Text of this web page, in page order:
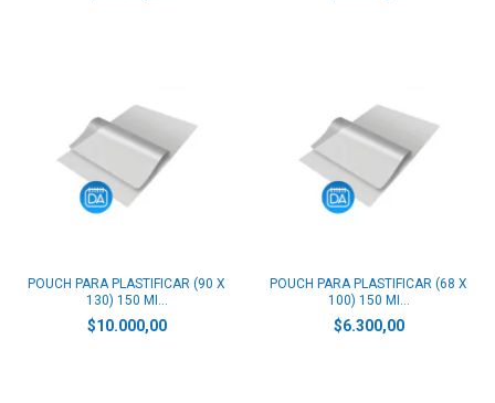
POUCH PARA PLASTIFICAR (90 X
130) 150 MI...
$10.000,00
POUCH PARA PLASTIFICAR (68 X
100) 150 MI...
$6.300,00